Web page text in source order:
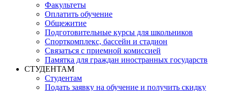
Факультеты
Оплатить обучение
Общежитие
Подготовительные курсы для школьников
Спорткомплекс, бассейн и стадион
Связаться с приемной комиссией
Памятка для граждан иностранных государств
СТУДЕНТАМ
Студентам
Подать заявку на обучение и получить скидку